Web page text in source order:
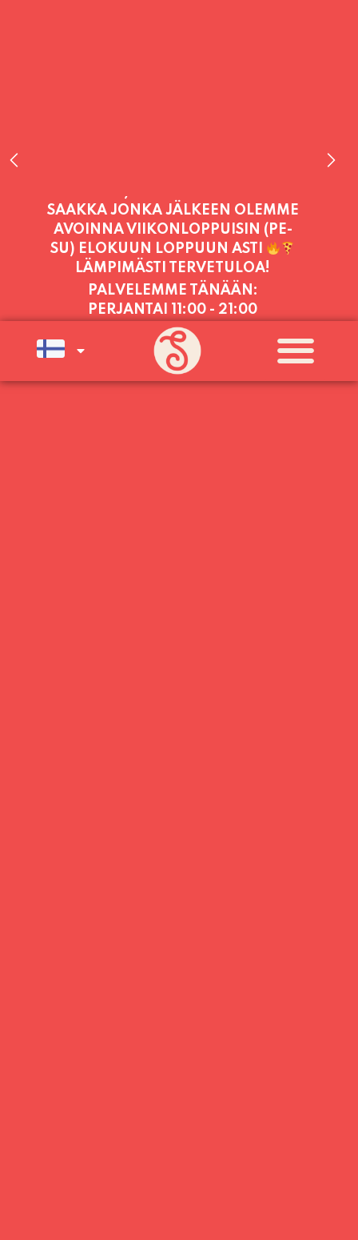
PALVELEMME TÄNÄÄN:
PERJANTAI11:00 - 21:00
PALVELEMME PÄIVITTÄIN (MA-SU
KLO 11-21) SUNNUNTAIHIN 16.8.
SAAKKA JONKA JÄLKEEN OLEMME
AVOINNA VIIKONLOPPUISIN (PE-
SU) ELOKUUN LOPPUUN ASTI
LÄMPIMÄSTI TERVETULOA!